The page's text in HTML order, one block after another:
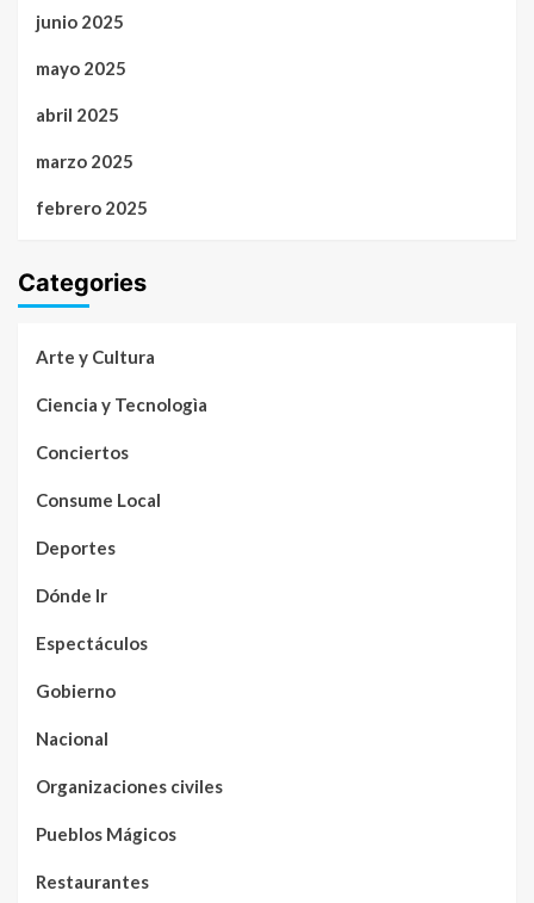
junio 2025
mayo 2025
abril 2025
marzo 2025
febrero 2025
Categories
Arte y Cultura
Ciencia y Tecnologìa
Conciertos
Consume Local
Deportes
Dónde Ir
Espectáculos
Gobierno
Nacional
Organizaciones civiles
Pueblos Mágicos
Restaurantes